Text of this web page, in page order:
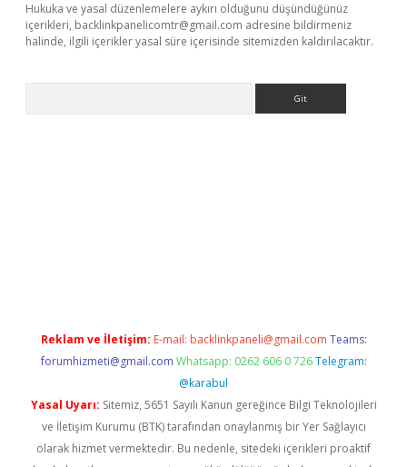
Hukuka ve yasal düzenlemelere aykırı olduğunu düşündüğünüz
içerikleri, backlinkpanelicomtr@gmail.com adresine bildirmeniz
halinde, ilgili içerikler yasal süre içerisinde sitemizden kaldırılacaktır.
Reklam ve İletişim: E-mail: backlinkpaneli@gmail.com Teams:
forumhizmeti@gmail.com Whatsapp: 0262 606 0 726 Telegram:
@karabul
Yasal Uyarı: Sitemiz, 5651 Sayılı Kanun gereğince Bilgi Teknolojileri
ve İletişim Kurumu (BTK) tarafından onaylanmış bir Yer Sağlayıcı
olarak hizmet vermektedir. Bu nedenle, sitedeki içerikleri proaktif